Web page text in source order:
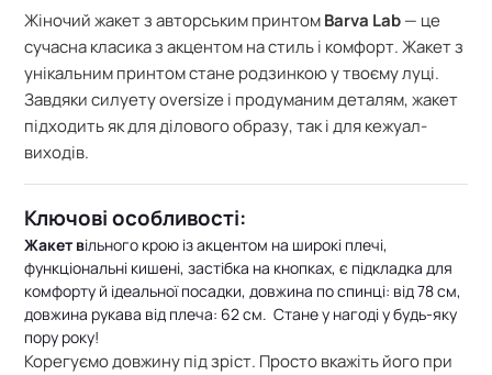
Жіночий жакет з авторським принтомBarva Lab— це
сучасна класика з акцентом на стиль і комфорт. Жакет з
унікальним принтом стане родзинкою у твоєму луці.
Завдяки силуету oversize і продуманим деталям, жакет
підходить як для ділового образу, так і для кежуал-
виходів.
Ключові особливості:
Жакет вільного крою із акцентом на широкі плечі,
функціональні кишені, застібка на кнопках, є підкладка для
комфорту й ідеальної посадки, довжина по спинці: від 78 см,
довжина рукава від плеча: 62 см. Стане у нагоді у будь-яку
пору року!
Корегуємо довжину під зріст. Просто вкажіть його при